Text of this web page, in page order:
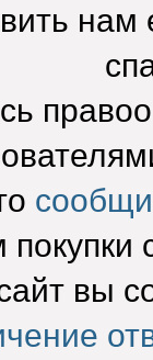
нам
покупки
вы